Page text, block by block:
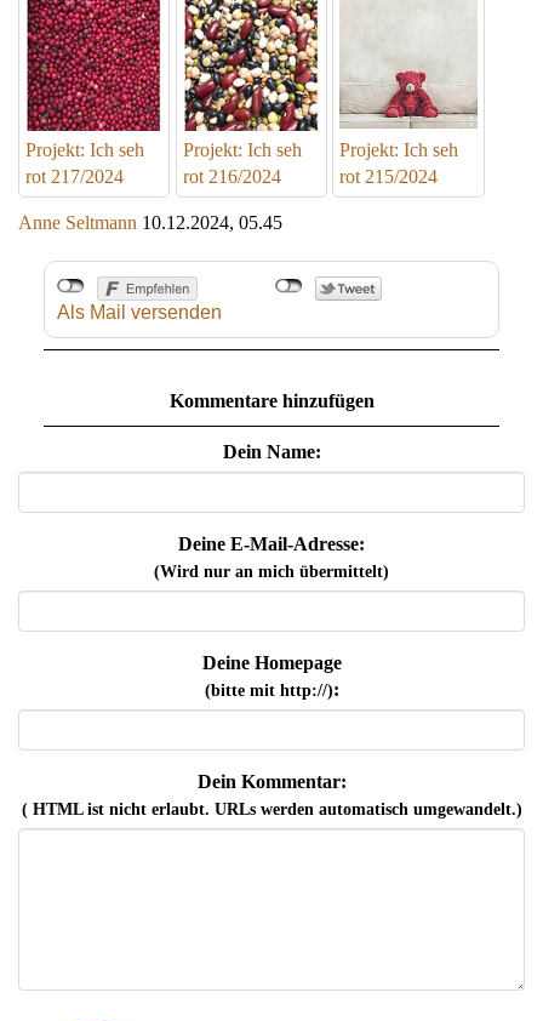
Projekt: Ich seh
rot 217/2024
Projekt: Ich seh
rot 216/2024
Projekt: Ich seh
rot 215/2024
Anne Seltmann 10.12.2024, 05.45
Als Mail versenden
Kommentare hinzufügen
Dein Name:
Deine E-Mail-Adresse:
(Wird nur an mich übermittelt)
Deine Homepage
(bitte mit http://):
Dein Kommentar:
( HTML ist nichterlaubt. URLs werden automatisch umgewandelt.)